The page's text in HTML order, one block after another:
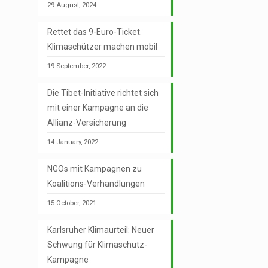
29.August, 2024
Rettet das 9-Euro-Ticket.
Klimaschützer machen mobil
19.September, 2022
Die Tibet-Initiative richtet sich
mit einer Kampagne an die
Allianz-Versicherung
14.January, 2022
NGOs mit Kampagnen zu
Koalitions-Verhandlungen
15.October, 2021
Karlsruher Klimaurteil: Neuer
Schwung für Klimaschutz-
Kampagne